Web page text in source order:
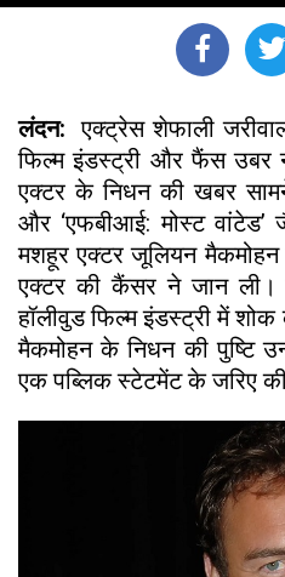
लंदन:एक्ट्रेस शेफाली
फिल्म इंडस्ट्री और फैंस
एक्टर के निधन की खबर
और ‘एफबीआई: मोस्ट
मशहूर एक्टर जूलियन
एक्टर की कैंसर ने जान
हॉलीवुड फिल्म इंडस्ट्री में
मैकमोहन के निधन की पुष्टि
एक पब्लिक स्टेटमेंट के जरिए